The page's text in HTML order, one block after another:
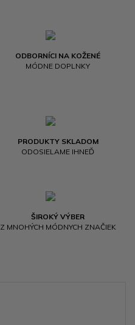
ODBORNÍCI NA KOŽENÉ
MÓDNE DOPLNKY
PRODUKTY SKLADOM
ODOSIELAME IHNEĎ
ŠIROKÝ VÝBER
Z MNOHÝCH MÓDNYCH ZNAČIEK